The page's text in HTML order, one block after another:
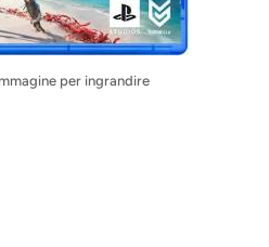
per ingrandire